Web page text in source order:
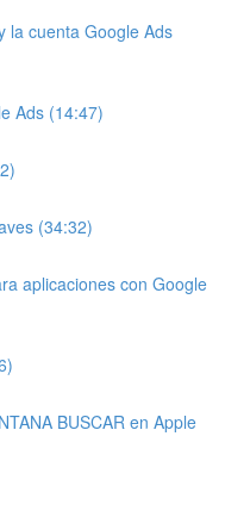
la cuenta Google Ads
Ads (14:47)
(34:32)
aplicaciones con Google
BUSCAR en Apple